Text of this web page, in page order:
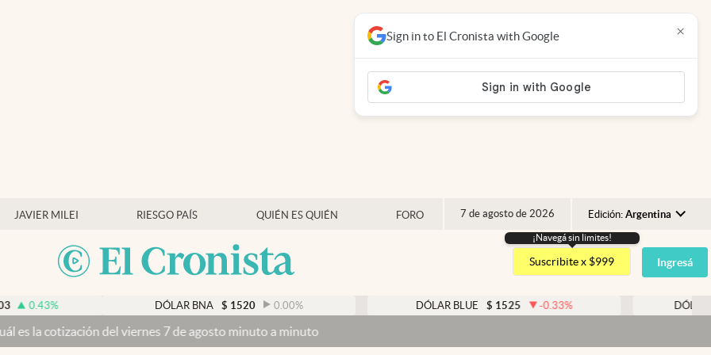
JAVIER MILEI RIESGO PAÍS QUIÉN ES QUIÉN FORO 7 de agosto de 2026 Edición: Argentina
Argentina
España
USA
¡Navegá sin limites!
Suscribite x $999 Ingresá
DÓLAR BNA $ 1520 0.00% DÓLAR BLUE $ 1525 -0.33% DÓLAR TARJETA
del viernes 7 de agosto minuto a minuto
Sign in to El Cronista with Google ×